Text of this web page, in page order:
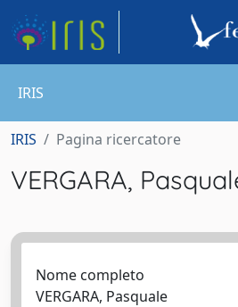
IRIS
IRIS Pagina ricercatore
VERGARA,
Nome completo
VERGARA, Pasquale